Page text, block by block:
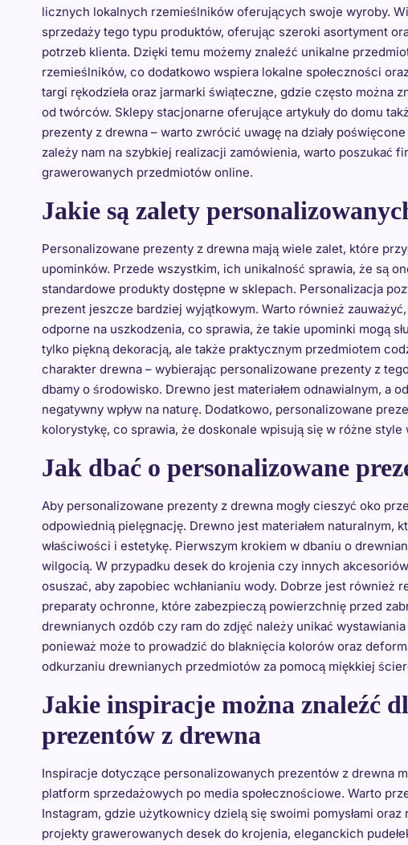
licznych lokalnych rzemieślników oferujących swoje wyroby.
sprzedaży tego typu produktów, oferując szeroki asortyment
potrzeb klienta. Dzięki temu możemy znaleźć unikalne
rzemieślników, co dodatkowo wspiera lokalne społeczności
targi rękodzieła oraz jarmarki świąteczne, gdzie często można
od twórców. Sklepy stacjonarne oferujące artykuły do domu
prezenty z drewna – warto zwrócić uwagę na działy
zależy nam na szybkiej realizacji zamówienia, warto poszukać
grawerowanych przedmiotów online.
Jakie są zalety
Personalizowane prezenty z drewna mają wiele zalet, które
upominków. Przede wszystkim, ich unikalność sprawia, że są
standardowe produkty dostępne w sklepach. Personalizacja
prezent jeszcze bardziej wyjątkowym. Warto również
odporne na uszkodzenia, co sprawia, że takie upominki mogą
tylko piękną dekoracją, ale także praktycznym przedmiotem
charakter drewna – wybierając personalizowane prezenty z
dbamy o środowisko. Drewno jest materiałem odnawialnym, a
negatywny wpływ na naturę. Dodatkowo, personalizowane
kolorystykę, co sprawia, że doskonale wpisują się w różne style
Jak dbać o personalizowane
Aby personalizowane prezenty z drewna mogły cieszyć oko
odpowiednią pielęgnację. Drewno jest materiałem naturalnym,
właściwości i estetykę. Pierwszym krokiem w dbaniu o
wilgocią. W przypadku desek do krojenia czy innych
osuszać, aby zapobiec wchłanianiu wody. Dobrze jest również
preparaty ochronne, które zabezpieczą powierzchnię przed
drewnianych ozdób czy ram do zdjęć należy unikać
ponieważ może to prowadzić do blaknięcia kolorów oraz
odkurzaniu drewnianych przedmiotów za pomocą miękkiej
Jakie inspiracje można znaleźć
prezentów z drewna
Inspiracje dotyczące personalizowanych prezentów z drewna
platform sprzedażowych po media społecznościowe. Warto
Instagram, gdzie użytkownicy dzielą się swoimi pomysłami
projekty grawerowanych desek do krojenia, eleganckich